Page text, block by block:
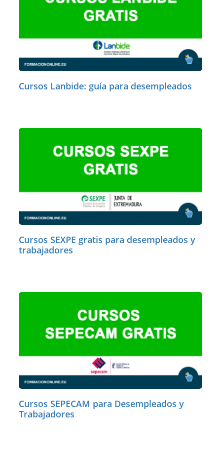
Cursos Lanbide: guía para desempleados
Cursos SEXPE gratis para desempleados y
trabajadores
Cursos SEPECAM para Desempleados y
Trabajadores